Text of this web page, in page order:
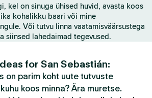
t
kel on sinuga ühised huvid, avasta koos
kohalikku baari või mine
Või tutvu linna vaatamisväärsustega
siinsed lahedaimad tegevused.
for San Sebastián:
on parim koht uute tutvuste
koos minna? Ära muretse.